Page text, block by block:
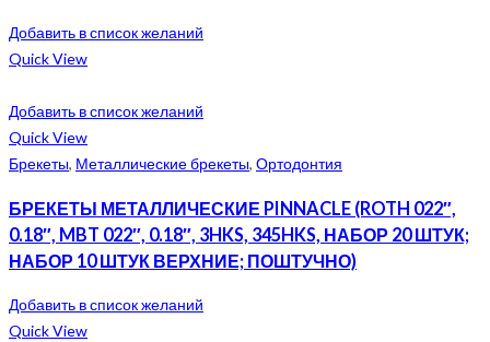
Добавить в список желаний
Quick View
Добавить в список желаний
Quick View
Брекеты, Металлические брекеты, Ортодонтия
БРЕКЕТЫ МЕТАЛЛИЧЕСКИЕ PINNACLE (ROTH 022″,
0.18″, MBT 022″, 0.18″, 3HKS, 345HKS, НАБОР 20 ШТУК;
НАБОР 10 ШТУК ВЕРХНИЕ; ПОШТУЧНО)
Добавить в список желаний
Quick View